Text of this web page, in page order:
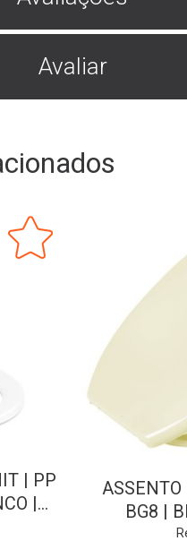
Avaliar
| PP
|
BG8 |